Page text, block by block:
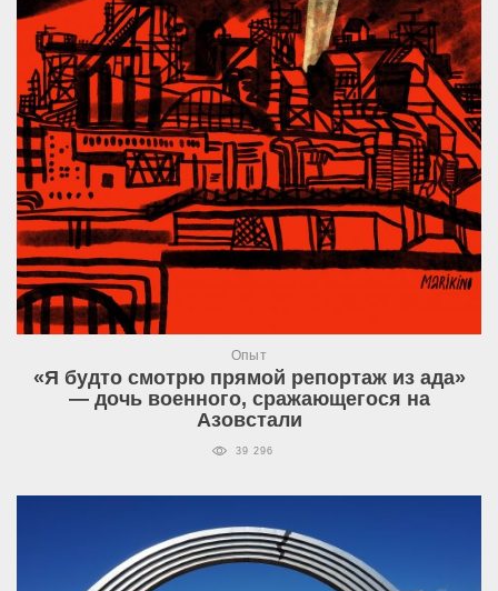
Опыт
«Я будто смотрю прямой репортаж из ада»
— дочь военного, сражающегося на
Азовстали
39 296